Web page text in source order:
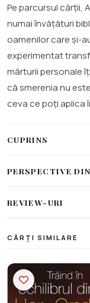
Pe parcursul cărții,
numai învățături
oamenilor care și-
experimentat
mărturii personale
că smerenia nu
ceva ce poți aplica
CUPRINS
PERSPECTIVE
REVIEW-URI
CĂRȚI SIMILARE